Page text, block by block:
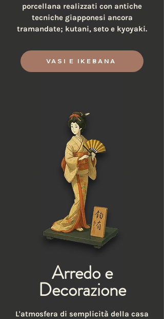
porcellana realizzati con antiche
tecniche giapponesi ancora
tramandate; kutani, seto e kyoyaki.
VASI E IKEBANA
Arredo e
Decorazione
L'atmosfera di semplicità della casa